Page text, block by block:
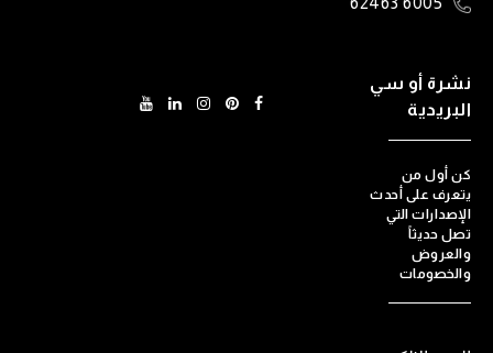
نشرة أو سي
البريدية
كن أول من
يتعرف على أحدث
الإصدارات التي
تصل حديثاً
والعروض
والخصومات